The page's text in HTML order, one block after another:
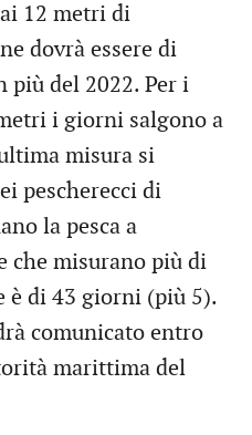
12 metri di
dovrà essere di
del 2022. Per i
i giorni salgono a
misura si
pescherecci di
la pesca a
che misurano più di
di 43 giorni (più 5).
comunicato entro
marittima del